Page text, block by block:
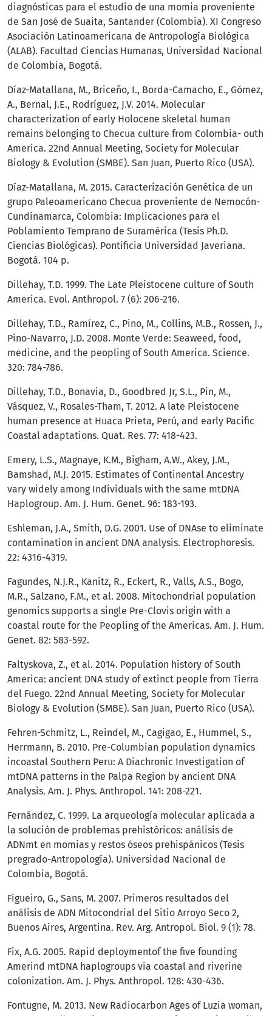
diagnósticas para el estudio de una momia proveniente
de San José de Suaita, Santander (Colombia). XI Congreso
Asociación Latinoamericana de Antropología Biológica
(ALAB). Facultad Ciencias Humanas, Universidad Nacional
de Colombia, Bogotá.
Díaz-Matallana, M., Briceño, I., Borda-Camacho, E., Gómez,
A., Bernal, J.E., Rodríguez, J.V. 2014. Molecular
characterization of early Holocene skeletal human
remains belonging to Checua culture from Colombia- outh
America. 22nd Annual Meeting, Society for Molecular
Biology & Evolution (SMBE). San Juan, Puerto Rico (USA).
Díaz-Matallana, M. 2015. Caracterización Genética de un
grupo Paleoamericano Checua proveniente de Nemocón-
Cundinamarca, Colombia: Implicaciones para el
Poblamiento Temprano de Suramérica (Tesis Ph.D.
Ciencias Biológicas). Pontificia Universidad Javeriana.
Bogotá. 104 p.
Dillehay, T.D. 1999. The Late Pleistocene culture of South
America. Evol. Anthropol. 7 (6): 206-216.
Dillehay, T.D., Ramírez, C., Pino, M., Collins, M.B., Rossen, J.,
Pino-Navarro, J.D. 2008. Monte Verde: Seaweed, food,
medicine, and the peopling of South America. Science.
320: 784-786.
Dillehay, T.D., Bonavia, D., Goodbred Jr, S.L., Pin, M.,
Vásquez, V., Rosales-Tham, T. 2012. A late Pleistocene
human presence at Huaca Prieta, Perú, and early Paciﬁc
Coastal adaptations. Quat. Res. 77: 418-423.
Emery, L.S., Magnaye, K.M., Bigham, A.W., Akey, J.M.,
Bamshad, M.J. 2015. Estimates of Continental Ancestry
vary widely among Individuals with the same mtDNA
Haplogroup. Am. J. Hum. Genet. 96: 183-193.
Eshleman, J.A., Smith, D.G. 2001. Use of DNAse to eliminate
contamination in ancient DNA analysis. Electrophoresis.
22: 4316-4319.
Fagundes, N.J.R., Kanitz, R., Eckert, R., Valls, A.S., Bogo,
M.R., Salzano, F.M., et al. 2008. Mitochondrial population
genomics supports a single Pre-Clovis origin with a
coastal route for the Peopling of the Americas. Am. J. Hum.
Genet. 82: 583-592.
Faltyskova, Z., et al. 2014. Population history of South
America: ancient DNA study of extinct people from Tierra
del Fuego. 22nd Annual Meeting, Society for Molecular
Biology & Evolution (SMBE). San Juan, Puerto Rico (USA).
Fehren-Schmitz, L., Reindel, M., Cagigao, E., Hummel, S.,
Herrmann, B. 2010. Pre-Columbian population dynamics
incoastal Southern Peru: A Diachronic Investigation of
mtDNA patterns in the Palpa Region by ancient DNA
Analysis. Am. J. Phys. Anthropol. 141: 208-221.
Fernández, C. 1999. La arqueología molecular aplicada a
la solución de problemas prehistóricos: análisis de
ADNmt en momias y restos óseos prehispánicos (Tesis
pregrado-Antropología). Universidad Nacional de
Colombia, Bogotá.
Figueiro, G., Sans, M. 2007. Primeros resultados del
análisis de ADN Mitocondrial del Sitio Arroyo Seco 2,
Buenos Aires, Argentina. Rev. Arg. Antropol. Biol. 9 (1): 78.
Fix, A.G. 2005. Rapid deploymentof the five founding
Amerind mtDNA haplogroups via coastal and riverine
colonization. Am. J. Phys. Anthropol. 128: 430-436.
Fontugne, M. 2013. New Radiocarbon Ages of Luzia woman,